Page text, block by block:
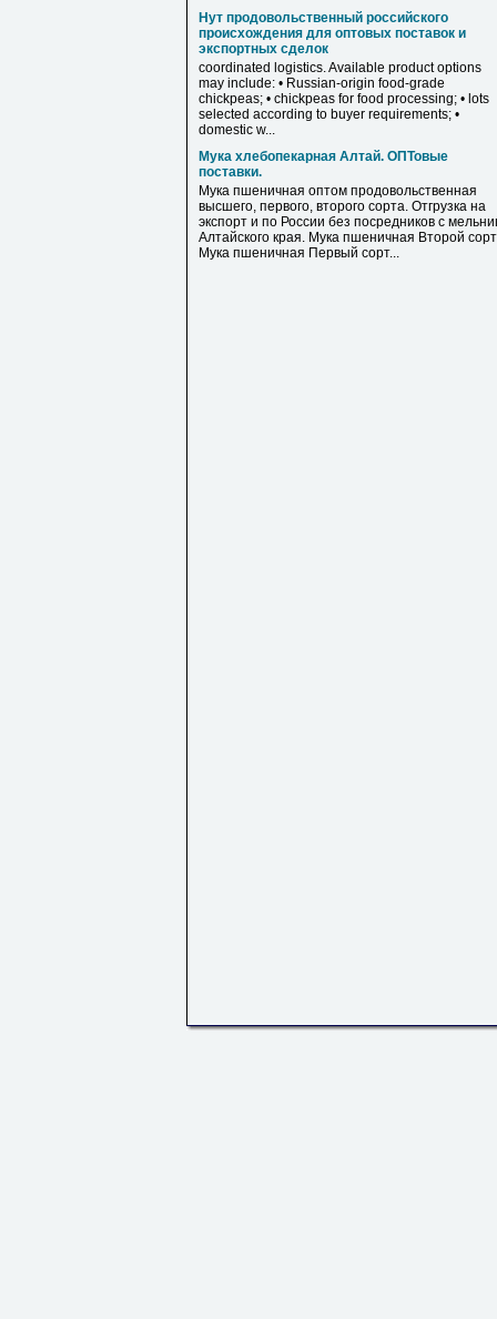
Нут продовольственный российского
происхождения для оптовых поставок и
экспортных сделок
coordinated logistics. Available product options
may include: • Russian-origin food-grade
chickpeas; • chickpeas for food processing; • lots
selected according to buyer requirements; •
domestic w...
Мука хлебопекарная Алтай. ОПТовые
поставки.
Мука пшеничная оптом продовольственная
высшего, первого, второго сорта. Отгрузка на
экспорт и по России без посредников с
Алтайского края. Мука пшеничная Второй сорт
Мука пшеничная Первый сорт...